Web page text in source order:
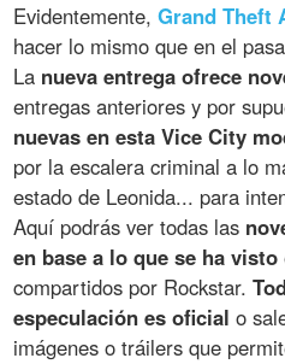
Evidentemente,Grand Theft
hacer lo mismo que en el
La nueva entrega ofrece
entregas anteriores y por
nuevas en esta Vice City
por la escalera criminal a lo
estado de Leonida... para
Aquí podrás ver todas las
en base a lo que se ha visto
compartidos por Rockstar.
especulación es oficial o
imágenes o tráilers que